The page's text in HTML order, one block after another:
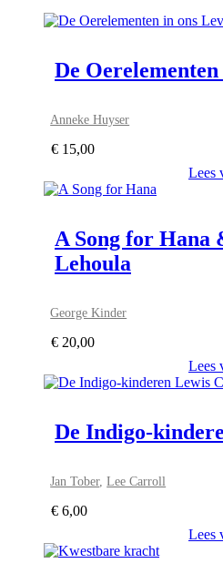
De
Anneke Huyser
€ 15,00
Lees
A Song for Hana
Lehoula
George Kinder
€ 20,00
Lees
De Indigo-
Jan Tober,Lee Carroll
€ 6,00
Lees